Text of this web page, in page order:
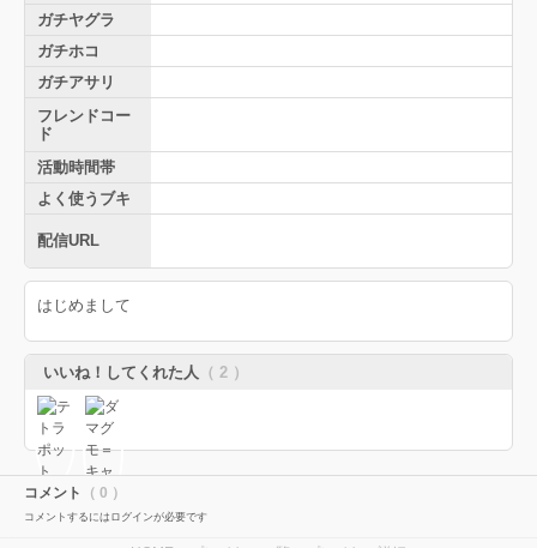
ガチヤグラ
ガチホコ
ガチアサリ
フレンドコー
ド
活動時間帯
よく使うブキ
配信URL
はじめまして
いいね！してくれた人 （ 2 ）
コメント （ 0 ）
コメントするにはログインが必要です